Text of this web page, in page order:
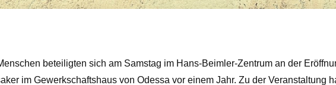
beteiligten sich am Samstag im Hans-Beimler-Zentrum an der
im Gewerkschaftshaus von Odessa vor einem Jahr. Zu der Veranstaltung